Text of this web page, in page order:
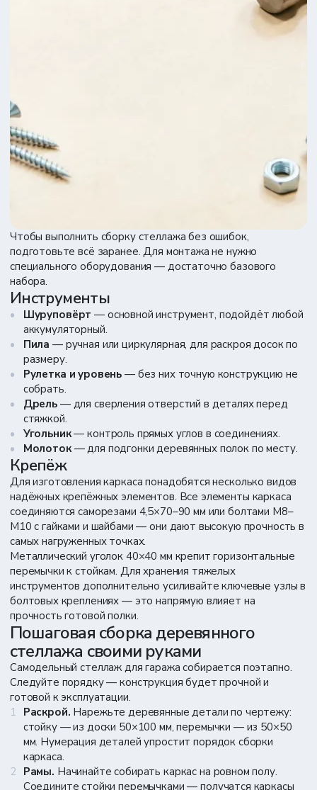
Обратная связь
Наш менеджер свяжется с вами
в течение 15 минут
Чтобы выполнить сборку стеллажа без ошибок,
подготовьте всё заранее. Для монтажа не нужно
специального оборудования — достаточно базового
набора.
Инструменты
Шуруповёрт — основной инструмент, подойдёт любой
аккумуляторный.
Пила — ручная или циркулярная, для раскроя досок по
размеру.
Рулетка и уровень — без них точную конструкцию не
собрать.
Дрель — для сверления отверстий в деталях перед
стяжкой.
Угольник— контроль прямых углов в соединениях.
Молоток— для подгонки деревянных полок по месту.
Крепёж
Для изготовления каркаса понадобятся несколько видов
надёжных крепёжных элементов. Все элементы каркаса
соединяются саморезами 4,5×70–90 мм или болтами М8–
М10 с гайками и шайбами — они дают высокую прочность в
самых нагруженных точках.
Металлический уголок 40×40 мм крепит горизонтальные
перемычки к стойкам. Для хранения тяжелых
инструментов дополнительно усиливайте ключевые узлы в
болтовых креплениях — это напрямую влияет на
прочность готовой полки.
Пошаговая сборка деревянного
стеллажа своими руками
Самодельный стеллаж для гаража собирается поэтапно.
Следуйте порядку — конструкция будет прочной и
готовой к эксплуатации.
Раскрой. Нарежьте деревянные детали по чертежу:
стойку — из доски 50×100 мм, перемычки — из 50×50
мм. Нумерация деталей упростит порядок сборки
каркаса.
Рамы. Начинайте собирать каркас на ровном полу.
Соедините стойки перемычками — получатся каркасы